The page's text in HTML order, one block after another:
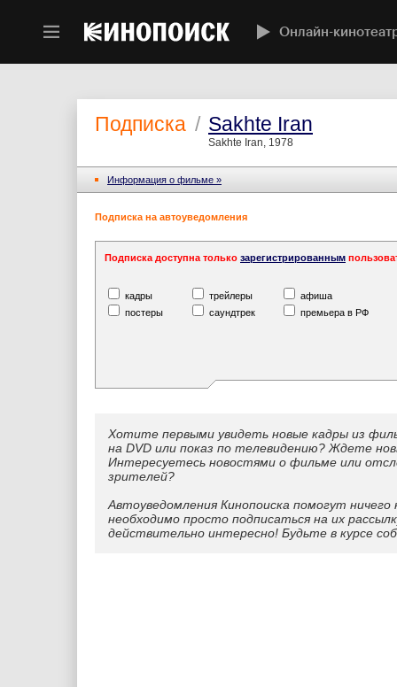
Онлайн-
Подписка / Sakhte Iran
Sakhte Iran, 1978
Информация o фильме »
Подписка на автоуведомления
Подписка доступна только зарегистрированным
кадры трейлеры
афиша
постеры
саундтрек премьера в РФ
Хотите первыми увидеть новые кадры из
на DVD или показ по телевидению? Ждете
Интересуетесь новостями о фильме или
зрителей?
Автоуведомления Кинопоиска помогут
необходимо просто подписаться на их
действительно интересно! Будьте в курсе